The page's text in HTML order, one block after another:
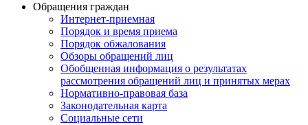
Обращения граждан
Интернет-приемная
Порядок и время приема
Порядок обжалования
Обзоры обращений лиц
Обобщенная информация о результатах
рассмотрения обращений лиц и принятых мерах
Нормативно-правовая база
Законодательная карта
Социальные сети